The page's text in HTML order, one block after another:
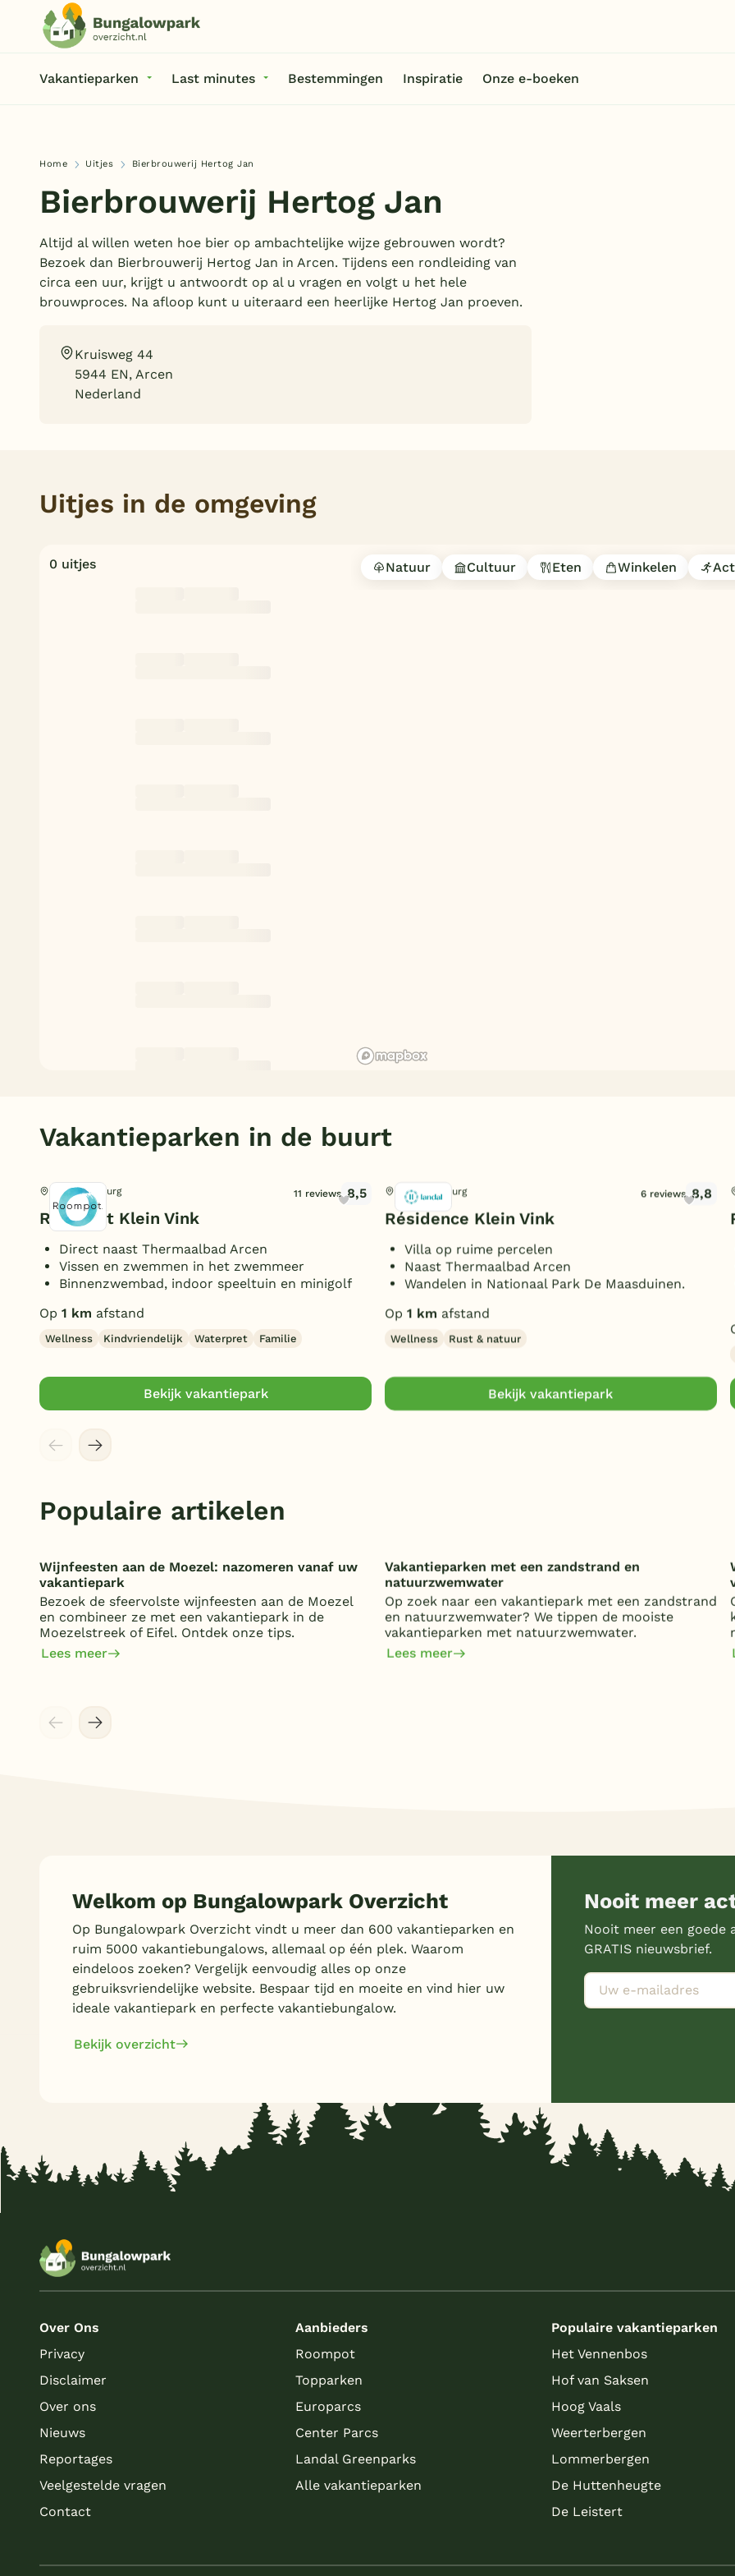
Vakantieparken Last minutes Bestemmingen Inspiratie Onze e-boeken
Home Uitjes Bierbrouwerij Hertog Jan
Bierbrouwerij Hertog Jan
Altijd al willen weten hoe bier op ambachtelijke wijze gebrouwen wordt?
Bezoek dan Bierbrouwerij Hertog Jan in Arcen. Tijdens een rondleiding van
circa een uur, krijgt u antwoordt op al u vragen en volgt u het hele
brouwproces. Na afloop kunt u uiteraard een heerlijke Hertog Jan proeven.
Kruisweg 44
5944 EN, Arcen
Nederland
Uitjes in de omgeving
0 uitjes Natuur Cultuur Eten Winkelen
Vakantieparken in de buurt
Arcen, Limburg 11 reviews 8,5
Roompot Klein Vink
Direct naast Thermaalbad Arcen
Vissen en zwemmen in het zwemmeer
Binnenzwembad, indoor speeltuin en minigolf
Op 1 km afstand
Wellness Kindvriendelijk Waterpret Familie
Bekijk vakantiepark
Arcen, Limburg 6 reviews 8,8
Résidence Klein Vink
Villa op ruime percelen
Naast Thermaalbad Arcen
Wandelen in Nationaal Park De Maasduinen.
Op 1 km afstand
Wellness Rust & natuur
Bekijk vakantiepark
Populaire artikelen
Wijnfeesten aan de Moezel: nazomeren vanaf uw
vakantiepark
Bezoek de sfeervolste wijnfeesten aan de Moezel
en combineer ze met een vakantiepark in de
Moezelstreek of Eifel. Ontdek onze tips.
Lees meer
Vakantieparken met een zandstrand en
natuurzwemwater
Op zoek naar een vakantiepark met een zandstrand
en natuurzwemwater? We tippen de mooiste
vakantieparken met natuurzwemwater.
Lees meer
Welkom op Bungalowpark Overzicht
Op Bungalowpark Overzicht vindt u meer dan 600 vakantieparken en
ruim 5000 vakantiebungalows, allemaal op één plek. Waarom
eindeloos zoeken? Vergelijk eenvoudig alles op onze
gebruiksvriendelijke website. Bespaar tijd en moeite en vind hier uw
ideale vakantiepark en perfecte vakantiebungalow.
Bekijk overzicht
Nooit meer
Nooit meer een goede
GRATIS nieuwsbrief.
Over Ons
Privacy
Disclaimer
Over ons
Nieuws
Reportages
Veelgestelde vragen
Contact
Aanbieders
Roompot
Topparken
Europarcs
Center Parcs
Landal Greenparks
Alle vakantieparken
Populaire vakantieparken
Het Vennenbos
Hof van Saksen
Hoog Vaals
Weerterbergen
Lommerbergen
De Huttenheugte
De Leistert